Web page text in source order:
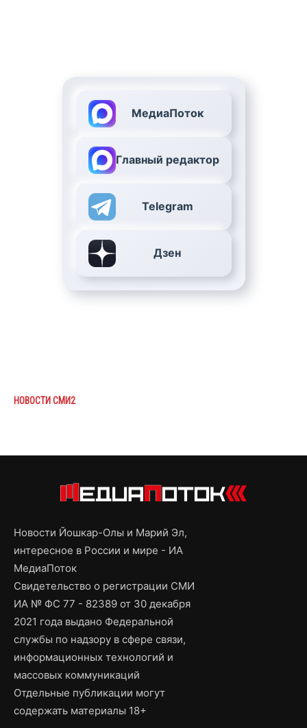
МедиаПоток
Главный редактор
Telegram
Дзен
НОВОСТИ СМИ2
Новости Йошкар-Олы и Марий Эл,
интересное в России и мире - ИА
МедиаПоток
Свидетельство о регистрации СМИ
ИА № ФС 77 - 82389 от 30 декабря
2021 года выдано Федеральной
службы по надзору в сфере связи,
информационных технологий и
массовых коммуникаций
Отдельные публикации могут
содержать материалы 18+